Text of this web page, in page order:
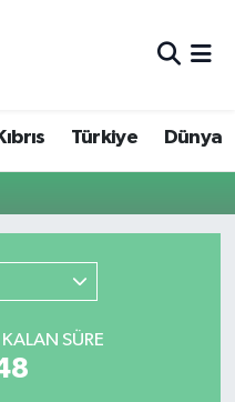
Türkiye Dünya
SÜRE
Fikstür